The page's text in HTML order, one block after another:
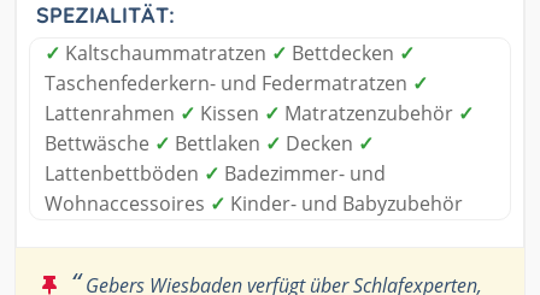
SPEZIALITÄT:
✓ Kaltschaummatratzen ✓ Bettdecken ✓
Taschenfederkern- und Federmatratzen ✓
Lattenrahmen ✓ Kissen ✓ Matratzenzubehör ✓
Bettwäsche ✓ Bettlaken ✓ Decken ✓
Lattenbettböden ✓ Badezimmer- und
Wohnaccessoires ✓ Kinder- und Babyzubehör
“Gebers Wiesbaden verfügt über Schlafexperten,